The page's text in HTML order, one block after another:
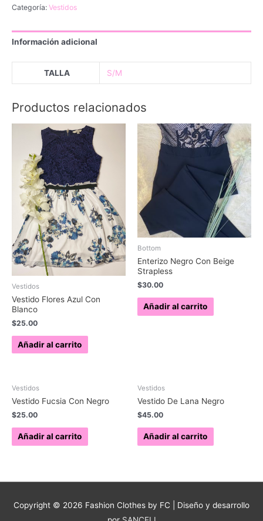
Categoría: Vestidos
Información adicional
TALLA S/M
Productos relacionados
Vestidos
Vestido Flores Azul Con
Blanco
$25.00
Añadir al carrito
Bottom
Enterizo Negro Con Beige
Strapless
$30.00
Añadir al carrito
Vestidos
Vestido Fucsia Con Negro
$25.00
Añadir al carrito
Vestidos
Vestido De Lana Negro
$45.00
Añadir al carrito
Copyright © 2026 Fashion Clothes by FC | Diseño y desarrollo